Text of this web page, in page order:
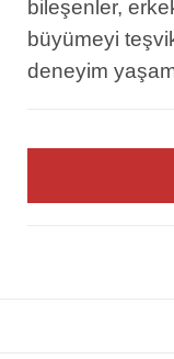
bileşenler,
büyümeyi
deneyim